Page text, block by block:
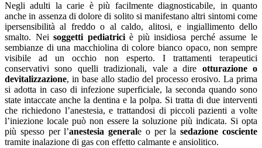
Negli adulti la carie è più facilmente diagnosticabile, in quanto
anche in assenza di dolore di solito si manifestano altri sintomi come
ipersensibilità al freddo o al caldo, alitosi, e ingiallimento dello
smalto. Neisoggetti pediatriciè più insidiosa perché assume le
sembianze di una macchiolina di colore bianco opaco, non sempre
visibile ad un occhio non esperto. I trattamenti terapeutici
conservativi sono quelli tradizionali, vale a dire otturazione o
devitalizzazione, in base allo stadio del processo erosivo. La prima
si adotta in caso di infezione superficiale, la seconda quando sono
state intaccate anche la dentina e la polpa. Si tratta di due interventi
che richiedono l’anestesia, e trattandosi di piccoli pazienti a volte
l’iniezione locale può non essere la soluzione più indicata. Si opta
più spesso per l’anestesia generale o per lasedazione cosciente
tramite inalazione di gas con effetto calmante e ansiolitico.